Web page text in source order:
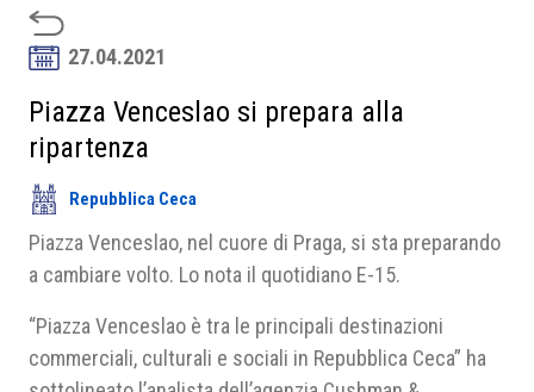
Eventi
Sviluppo Mercato
Soci
Progetti
Area riservata
27.04.2021
Piazza Venceslao si prepara alla
ripartenza
Repubblica Ceca
Piazza Venceslao, nel cuore di Praga, si sta preparando
a cambiare volto. Lo nota il quotidiano E-15.
“Piazza Venceslao è tra le principali destinazioni
commerciali, culturali e sociali in Repubblica Ceca” ha